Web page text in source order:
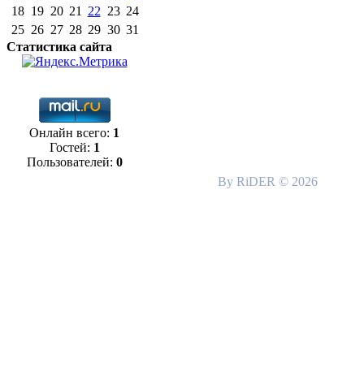
18 19 20 21 22 23 24
25 26 27 28 29 30 31
Статистика сайта
Онлайн всего: 1
Гостей: 1
Пользователей: 0
By RiDER © 2026